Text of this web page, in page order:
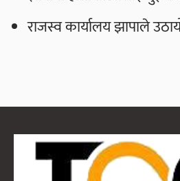
राजस्व कार्यालय झापाले